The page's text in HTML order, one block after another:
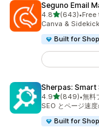
Seguno Email
4.85つ星中
(643)
合計レビュー数：
•Free
Canva &
Built for
Sherpas: Smart
4.95つ星中
(849)
合計レビュー数：
•無料
SEO とページ速度
Built for